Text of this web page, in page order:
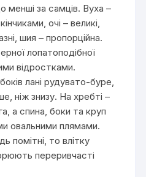
менші за самців. Вуха –
очі – великі,
шия – пропорційна.
лопатоподібної
відростками.
лані рудувато-буре,
ніж знизу. На хребті –
а спина, боки та круп
овальними плямами.
помітні, то влітку
переривчасті